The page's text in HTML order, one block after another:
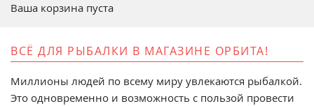
Ваша корзина пуста
ВСЁ ДЛЯ РЫБАЛКИ В МАГАЗИНЕ ОРБИТА!
Миллионы людей по всему миру увлекаются рыбалкой.
Это одновременно и возможность с пользой провести